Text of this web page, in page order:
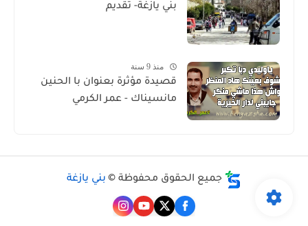
بني يازغة- تقديم
منذ 9 سنة
قصيدة مؤثرة بعنوان با الحنين
مانسيناك - عمر الكرمي
جميع الحقوق محفوظة © بني يازغة